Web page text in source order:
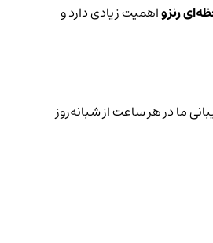
رنزواهمیت زیادی دارد و
ما در هر ساعت از شبانه‌روز